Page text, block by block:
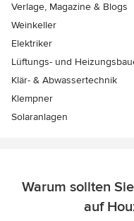
Verlage, Magazine & Blogs
Weinkeller
Elektriker
Lüftungs- und
Klär- & Abwassertechnik
Klempner
Solaranlagen
Warum sollten
auf